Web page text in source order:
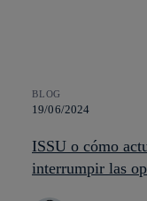
BLOG
19/06/2024
ISSU o cómo
interrumpir las